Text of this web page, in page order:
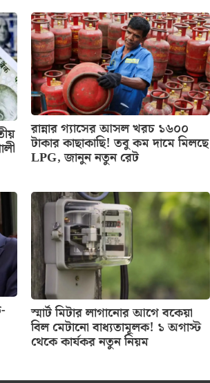
রান্নার গ্যাসের আসল খরচ ১৬০০
টাকার কাছাকাছি! তবু কম দামে মিলছে
LPG, জানুন নতুন রেট
স্মার্ট মিটার লাগানোর আগে বকেয়া
বিল মেটানো বাধ্যতামূলক! ১ অগাস্ট
থেকে কার্যকর নতুন নিয়ম